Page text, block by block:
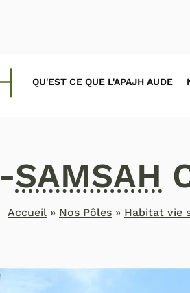
QU'EST CE QUE L'APAJH AUDE
-SAMSAH
Accueil » Nos Pôles » Habitat vie